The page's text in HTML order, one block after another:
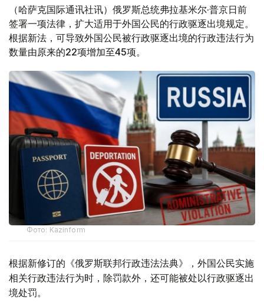
（哈萨克国际通讯社讯）俄罗斯总统弗拉基米尔·普京日前
签署一项法律，扩大适用于外国公民的行政驱逐出境规定。
根据新法，可导致外国公民被行政驱逐出境的行政违法行为
数量由原来的22项增加至45项。
Фото: Kazinform
根据新修订的《俄罗斯联邦行政违法法典》，外国公民实施
相关行政违法行为时，除罚款外，还可能被处以行政驱逐出
境处罚。